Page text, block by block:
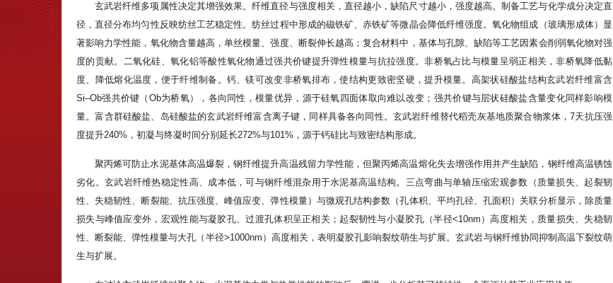
玄武岩纤维多项属性决定其增强效果。纤维直径与强度相关，直径越小，缺陷尺寸越小，强度越高。制备工艺与化学成分决定直
径，直径分布均匀性反映纺丝工艺稳定性。纺丝过程中形成的磁铁矿、赤铁矿等微晶会降低纤维强度。氧化物组成（玻璃形成体）显
著影响力学性能，氧化物含量越高，单丝模量、强度、断裂伸长越高；复合材料中，基体与孔隙、缺陷等工艺因素会削弱氧化物对强
度的贡献。二氧化硅、氧化铝等酸性氧化物通过强共价键提升弹性模量与抗拉强度。非桥氧占比与模量呈弱正相关，非桥氧降低黏
度、降低熔化温度，便于纤维制备。钙、镁可改变非桥氧排布，使结构更致密坚硬，提升模量。高架状硅酸盐结构玄武岩纤维富含
Si–Ob强共价键（Ob为桥氧），各向同性，模量优异，源于硅氧四面体取向难以改变；强共价键与层状硅酸盐含量变化同样影响模
量。富含群硅酸盐、岛硅酸盐的玄武岩纤维富含离子键，同样具备各向同性。玄武岩纤维替代稻壳灰基地质聚合物浆体，7天抗压强
度提升240%，初凝与终凝时间分别延长272%与101%，源于钙硅比与致密结构形成。
聚丙烯可防止水泥基体高温爆裂，钢纤维提升高温残留力学性能，但聚丙烯高温熔化失去增强作用并产生缺陷，钢纤维高温锈蚀
劣化。玄武岩纤维热稳定性高、成本低，可与钢纤维混杂用于水泥基高温结构。三点弯曲与单轴压缩宏观参数（质量损失、起裂韧
性、失稳韧性、断裂能、抗压强度、峰值应变、弹性模量）与微观孔结构参数（孔体积、平均孔径、孔面积）关联分析显示，除质量
损失与峰值应变外，宏观性能与凝胶孔、过渡孔体积呈正相关；起裂韧性与小凝胶孔（半径<10nm）高度相关，质量损失、失稳韧
性、断裂能、弹性模量与大孔（半径>1000nm）高度相关，表明凝胶孔影响裂纹萌生与扩展。玄武岩与钢纤维协同抑制高温下裂纹萌
生与扩展。